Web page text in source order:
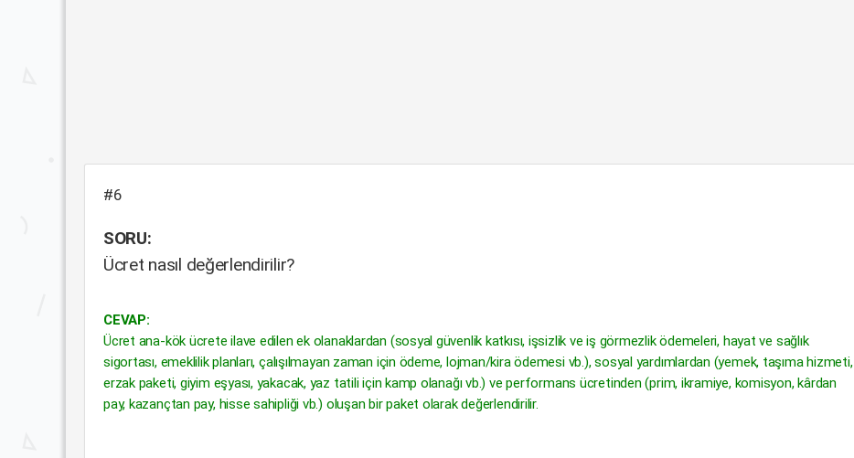
#6
SORU:
Ücret nasıl değerlendirilir?
CEVAP:
Ücret ana-kök ücrete ilave edilen ek olanaklardan (sosyal güvenlik katkısı, işsizlik ve iş görmezlik ödemeleri, hayat ve sağlık
sigortası, emeklilik planları, çalışılmayan zaman için ödeme, lojman/kira ödemesi vb.), sosyal yardımlardan (yemek, taşıma hizmeti,
erzak paketi, giyim eşyası, yakacak, yaz tatili için kamp olanağı vb.) ve performans ücretinden (prim, ikramiye, komisyon, kârdan
pay, kazançtan pay, hisse sahipliği vb.) oluşan bir paket olarak değerlendirilir.